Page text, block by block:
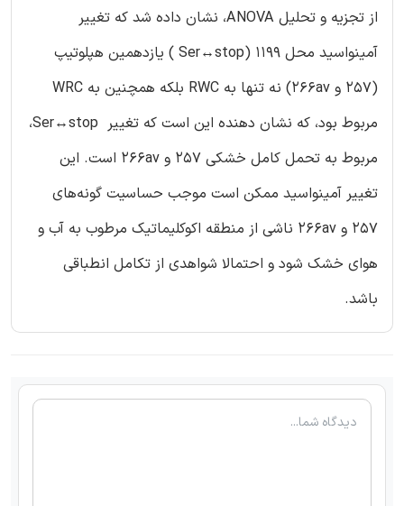
از تجزیه و تحلیل ANOVA، نشان داده شد که تغییر
آمینواسید محل 1199 (Ser↔stop ) یازدهمین هپلوتیپ
(257 و 266av) نه تنها به RWC بلکه همچنین به WRC
مربوط بود، که نشان دهنده این است که تغییر Ser↔stop،
مربوط به تحمل کامل خشکی 257 و 266av است. این
تغییر آمینواسید ممکن است موجب حساسیت گونه‌های
257 و 266av ناشی از منطقه اکوکلیماتیک مرطوب به آب و
هوای خشک شود و احتمالا شواهدی از تکامل انطباقی
باشد.